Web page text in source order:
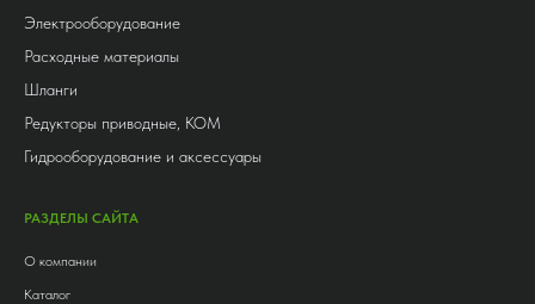
Электрооборудование
Расходные материалы
Шланги
Редукторы приводные, КОМ
Гидрооборудование и аксессуары
РАЗДЕЛЫ САЙТА
О компании
Каталог